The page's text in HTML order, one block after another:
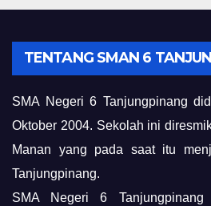
TENTANG SMAN 6
SMA Negeri 6 Tanjungpinang
Oktober 2004. Sekolah ini
Manan yang pada saat itu
Tanjungpinang.
SMA Negeri 6